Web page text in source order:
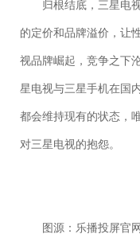
归根结底，三星电
的定价和品牌溢价，让
视品牌崛起，竞争之下
星电视与三星手机在国
都会维持现有的状态，
对三星电视的抱怨。
图源：乐播投屏官